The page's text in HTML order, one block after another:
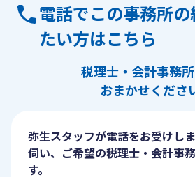
電話でこの事務所
たい方はこちら
税理士・会計事務
おまかせくださ
弥生スタッフが電話をお受けし
伺い、ご希望の税理士・会計事
す。